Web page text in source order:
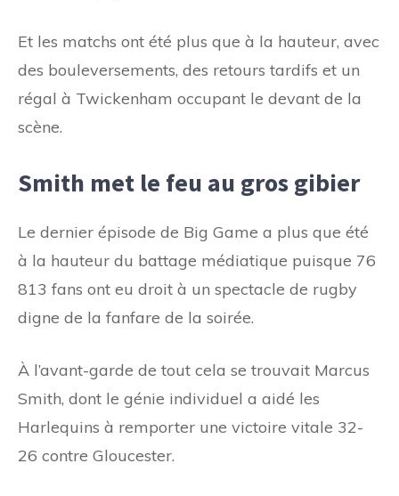
Et les matchs ont été plus que à la hauteur, avec
des bouleversements, des retours tardifs et un
régal à Twickenham occupant le devant de la
scène.
Smith met le feu au gros gibier
Le dernier épisode de Big Game a plus que été
à la hauteur du battage médiatique puisque 76
813 fans ont eu droit à un spectacle de rugby
digne de la fanfare de la soirée.
À l’avant-garde de tout cela se trouvait Marcus
Smith, dont le génie individuel a aidé les
Harlequins à remporter une victoire vitale 32-
26 contre Gloucester.